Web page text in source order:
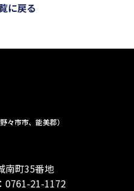
に戻る
々市市、能美郡）
南町35番地
0761-21-1172